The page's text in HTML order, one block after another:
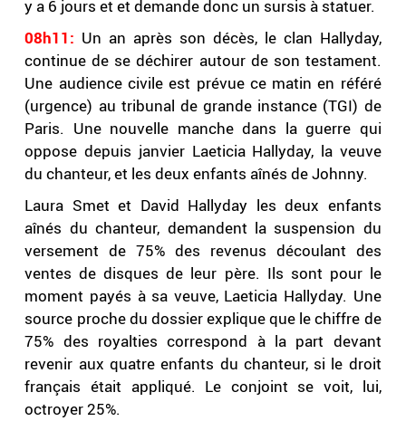
y a 6 jours et et demande donc un sursis à statuer.
08h11: Un an après son décès, le clan Hallyday,
continue de se déchirer autour de son testament.
Une audience civile est prévue ce matin en référé
(urgence) au tribunal de grande instance (TGI) de
Paris. Une nouvelle manche dans la guerre qui
oppose depuis janvier Laeticia Hallyday, la veuve
du chanteur, et les deux enfants aînés de Johnny.
Laura Smet et David Hallyday les deux enfants
aînés du chanteur, demandent la suspension du
versement de 75% des revenus découlant des
ventes de disques de leur père. Ils sont pour le
moment payés à sa veuve, Laeticia Hallyday. Une
source proche du dossier explique que le chiffre de
75% des royalties correspond à la part devant
revenir aux quatre enfants du chanteur, si le droit
français était appliqué. Le conjoint se voit, lui,
octroyer 25%.